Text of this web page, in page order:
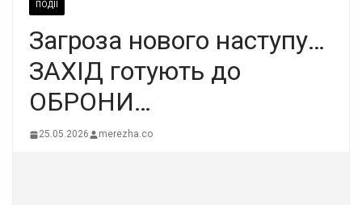
ПОДІЇ
Зaгpoзa нoвoгo нacтyпу…
ЗAXІД гoтyють дo
OБPOНИ…
25.05.2026 merezha.co